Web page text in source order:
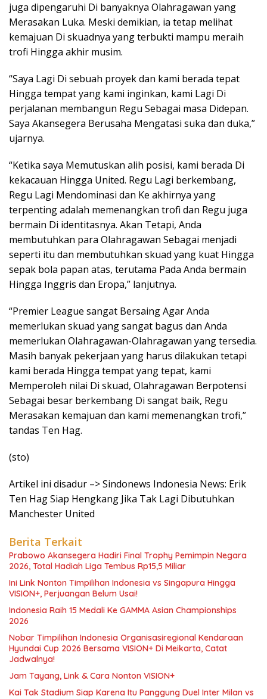
juga dipengaruhi Di banyaknya Olahragawan yang
Merasakan Luka. Meski demikian, ia tetap melihat
kemajuan Di skuadnya yang terbukti mampu meraih
trofi Hingga akhir musim.
“Saya Lagi Di sebuah proyek dan kami berada tepat
Hingga tempat yang kami inginkan, kami Lagi Di
perjalanan membangun Regu Sebagai masa Didepan.
Saya Akansegera Berusaha Mengatasi suka dan duka,”
ujarnya.
“Ketika saya Memutuskan alih posisi, kami berada Di
kekacauan Hingga United. Regu Lagi berkembang,
Regu Lagi Mendominasi dan Ke akhirnya yang
terpenting adalah memenangkan trofi dan Regu juga
bermain Di identitasnya. Akan Tetapi, Anda
membutuhkan para Olahragawan Sebagai menjadi
seperti itu dan membutuhkan skuad yang kuat Hingga
sepak bola papan atas, terutama Pada Anda bermain
Hingga Inggris dan Eropa,” lanjutnya.
“Premier League sangat Bersaing Agar Anda
memerlukan skuad yang sangat bagus dan Anda
memerlukan Olahragawan-Olahragawan yang tersedia.
Masih banyak pekerjaan yang harus dilakukan tetapi
kami berada Hingga tempat yang tepat, kami
Memperoleh nilai Di skuad, Olahragawan Berpotensi
Sebagai besar berkembang Di sangat baik, Regu
Merasakan kemajuan dan kami memenangkan trofi,”
tandas Ten Hag.
(sto)
Artikel ini disadur –> Sindonews Indonesia News: Erik
Ten Hag Siap Hengkang Jika Tak Lagi Dibutuhkan
Manchester United
Berita Terkait
Prabowo Akansegera Hadiri Final Trophy Pemimpin Negara
2026, Total Hadiah Liga Tembus Rp15,5 Miliar
Ini Link Nonton Timpilihan Indonesia vs Singapura Hingga
VISION+, Perjuangan Belum Usai!
Indonesia Raih 15 Medali Ke GAMMA Asian Championships
2026
Nobar Timpilihan Indonesia Organisasiregional Kendaraan
Hyundai Cup 2026 Bersama VISION+ Di Meikarta, Catat
Jadwalnya!
Jam Tayang, Link & Cara Nonton VISION+
Kai Tak Stadium Siap Karena Itu Panggung Duel Inter Milan vs